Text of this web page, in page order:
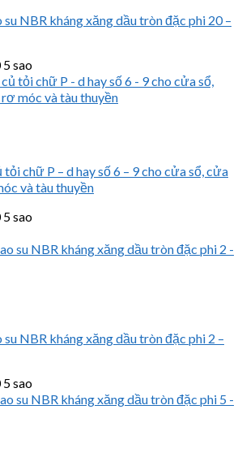
su NBR kháng xăng dầu tròn đặc phi 20 –
5 sao
tỏi chữ P – d hay số 6 – 9 cho cửa sổ, cửa
và tàu thuyền
5 sao
NBR kháng xăng dầu tròn đặc phi 2 –
5 sao